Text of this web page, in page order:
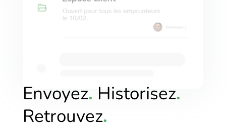
Envoyez. Historisez.
Retrouvez.